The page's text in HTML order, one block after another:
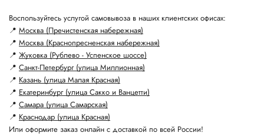
Воспользуйтесь услугой самовывоза в наших клиентских офисах:
📍 Москва (Пречистенская набережная)
📍 Москва (Краснопресненская набережная)
📍 Жуковка (Рублево - Успенское шоссе)
📍 Санкт-Петербург (улица Миллионная)
📍 Казань (улица Малая Красная)
📍 Екатеринбург (улица Сакко и Ванцетти)
📍 Самара (улица Самарская)
📍 Краснодар (улица Красная)
Или оформите заказ онлайн с доставкой по всей России!